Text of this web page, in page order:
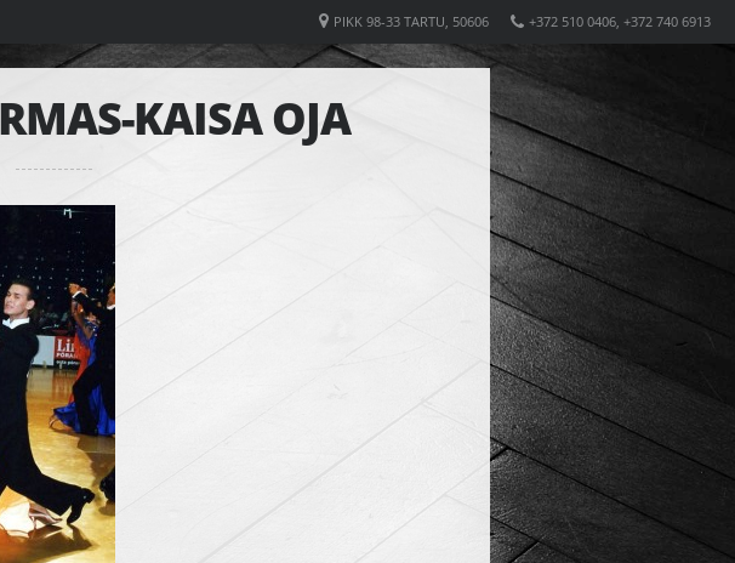
+372 510 0406, +372 740 6913
PIKK 98-33 TARTU, 50606
KAISA OJA